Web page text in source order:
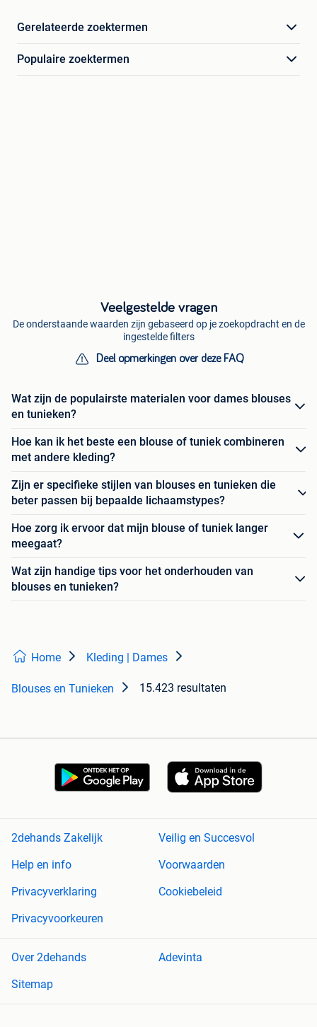
Gerelateerde zoektermen
Populaire zoektermen
Veelgestelde vragen
De onderstaande waarden zijn gebaseerd op je zoekopdracht en de
ingestelde filters
Deel opmerkingen over deze FAQ
Wat zijn de populairste materialen voor dames blouses
en tunieken?
Hoe kan ik het beste een blouse of tuniek combineren
met andere kleding?
Zijn er specifieke stijlen van blouses en tunieken die
beter passen bij bepaalde lichaamstypes?
Hoe zorg ik ervoor dat mijn blouse of tuniek langer
meegaat?
Wat zijn handige tips voor het onderhouden van
blouses en tunieken?
Home Kleding | Dames
Blouses en Tunieken 15.423 resultaten
2dehands Zakelijk
Veilig en Succesvol
Help en info
Voorwaarden
Privacyverklaring
Cookiebeleid
Privacyvoorkeuren
Over 2dehands
Adevinta
Sitemap